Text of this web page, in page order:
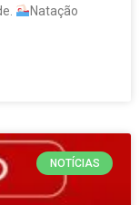
Natação
NOTÍCIAS